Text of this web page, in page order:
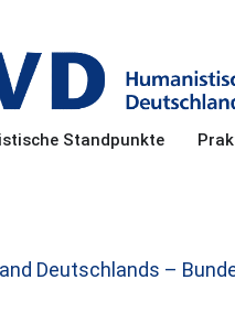
Standpunkte
Deutschlands –